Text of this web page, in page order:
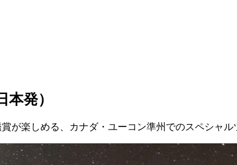
発）
が楽しめる、カナダ・ユーコン準州でのスペシャル